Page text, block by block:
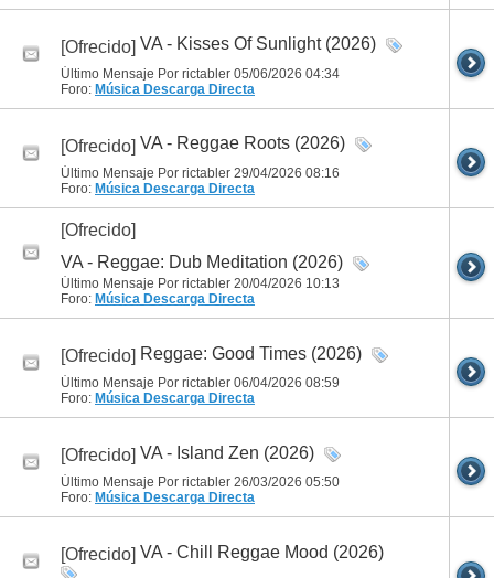
[Ofrecido] VA - Kisses Of Sunlight (2026)
Último Mensaje Por rictabler 05/06/2026 04:34
Foro: Música Descarga Directa
[Ofrecido] VA - Reggae Roots (2026)
Último Mensaje Por rictabler 29/04/2026 08:16
Foro: Música Descarga Directa
[Ofrecido]
VA - Reggae: Dub Meditation (2026)
Último Mensaje Por rictabler 20/04/2026 10:13
Foro: Música Descarga Directa
[Ofrecido] Reggae: Good Times (2026)
Último Mensaje Por rictabler 06/04/2026 08:59
Foro: Música Descarga Directa
[Ofrecido] VA - Island Zen (2026)
Último Mensaje Por rictabler 26/03/2026 05:50
Foro: Música Descarga Directa
[Ofrecido] VA - Chill Reggae Mood (2026)